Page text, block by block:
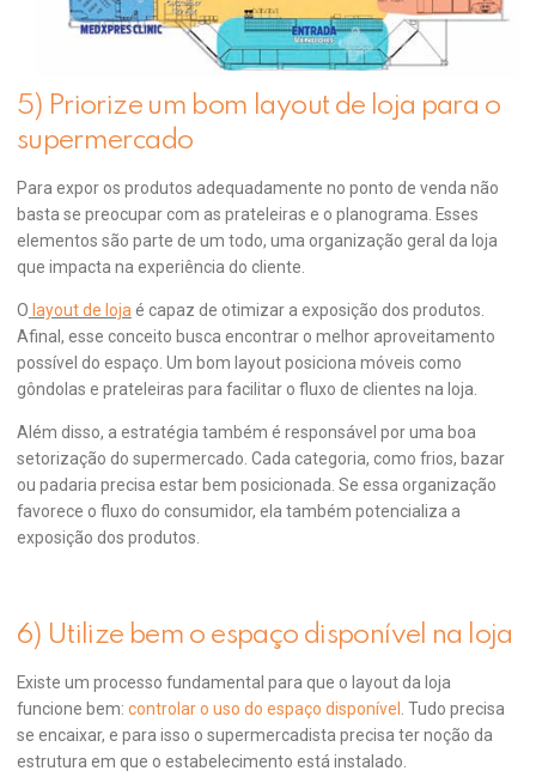
5) Priorize um bom layout de loja para o
supermercado
Para expor os produtos adequadamente no ponto de venda não
basta se preocupar com as prateleiras e o planograma. Esses
elementos são parte de um todo, uma organização geral da loja
que impacta na experiência do cliente.
O layout de loja é capaz de otimizar a exposição dos produtos.
Afinal, esse conceito busca encontrar o melhor aproveitamento
possível do espaço. Um bom layout posiciona móveis como
gôndolas e prateleiras para facilitar o fluxo de clientes na loja.
Além disso, a estratégia também é responsável por uma boa
setorização do supermercado. Cada categoria, como frios, bazar
ou padaria precisa estar bem posicionada. Se essa organização
favorece o fluxo do consumidor, ela também potencializa a
exposição dos produtos.
6) Utilize bem o espaço disponível na loja
Existe um processo fundamental para que o layout da loja
funcione bem: controlar o uso do espaço disponível . Tudo precisa
se encaixar, e para isso o supermercadista precisa ter noção da
estrutura em que o estabelecimento está instalado.